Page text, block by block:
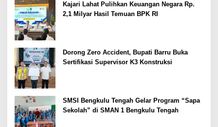
Kajari Lahat Pulihkan Keuangan Negara Rp.
2,1 Milyar Hasil Temuan BPK RI
Dorong Zero Accident, Bupati Barru Buka
Sertifikasi Supervisor K3 Konstruksi
SMSI Bengkulu Tengah Gelar Program “Sapa
Sekolah” di SMAN 1 Bengkulu Tengah